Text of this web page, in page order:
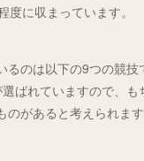
度に収まっています。
るのは以下の9つの競
ばれていますので、も
があると考えられます